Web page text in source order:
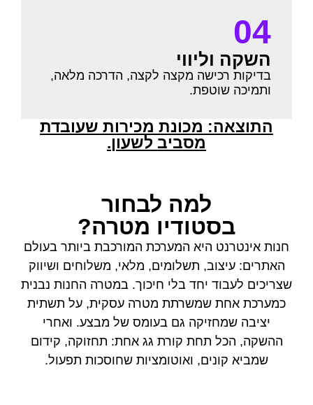
04
השקה וליווי
בדיקות רכישה מקצה לקצה, הדרכה מלאה,
ותמיכה שוטפת.
התוצאה: מכונת מכירות שעובדת
מסביב לשעון.
למה לבחור
בסטודיו מטרה?
חנות אינטרנט היא המערכת המורכבת ביותר בעולם
האתרים: עיצוב, תשלומים, מלאי, משלוחים ושיווק
שצריכים לעבוד יחד בלי חיכוך. במטרה החנות נבנית
כמערכת אחת שמשרתת מטרה עסקית, על תשתית
יציבה שמחזיקה גם בעומס של מבצע. ואחרי
ההשקה, הכל תחת קורת גג אחת: תחזוקה, קידום
שמביא קונים, ואוטומציות שחוסכות תפעול.